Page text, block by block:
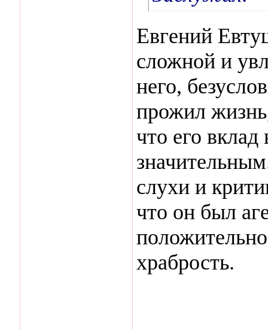
Евгений
сложной и
него,
прожил
что его
слухи и
что он был
храбрость.